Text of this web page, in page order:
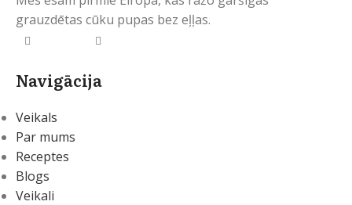
grauzdētas cūku pupas bez eļļas.
Navigācija
Veikals
Par mums
Receptes
Blogs
Veikali